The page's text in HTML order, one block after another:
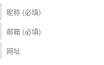
昵称 (必填)
邮箱 (必填)
网址